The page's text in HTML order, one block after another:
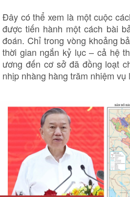
Khởi nghiệp
Đây có thể xem là một cuộc
được tiến hành một cách bài
đoán. Chỉ trong vòng khoảng
thời gian ngắn kỷ lục – cả hệ
ương đến cơ sở đã đồng loạt
nhịp nhàng hàng trăm nhiệm vụ